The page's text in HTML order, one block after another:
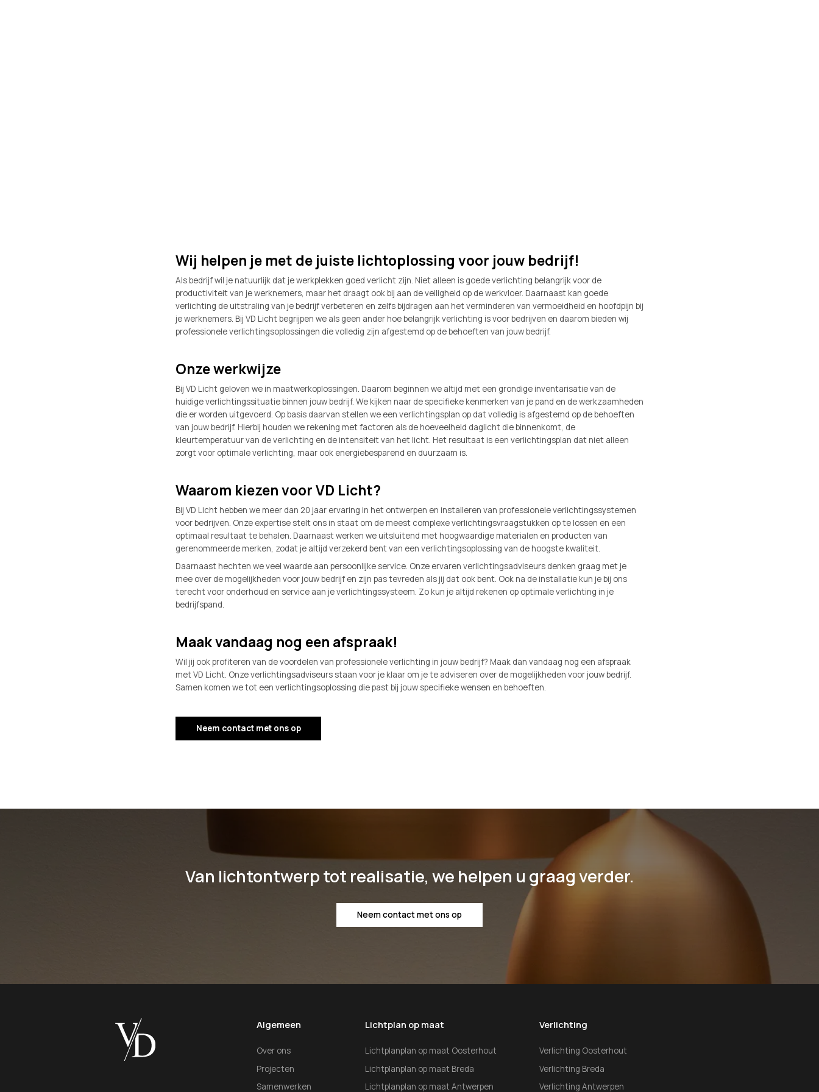
Wij helpen je met de juiste lichtoplossing voor jouw bedrijf!
Als bedrijf wil je natuurlijk dat je werkplekken goed verlicht zijn. Niet alleen is goede verlichting belangrijk voor de
productiviteit van je werknemers, maar het draagt ook bij aan de veiligheid op de werkvloer. Daarnaast kan goede
verlichting de uitstraling van je bedrijf verbeteren en zelfs bijdragen aan het verminderen van vermoeidheid en hoofdpijn bij
je werknemers. Bij VD Licht begrijpen we als geen ander hoe belangrijk verlichting is voor bedrijven en daarom bieden wij
professionele verlichtingsoplossingen die volledig zijn afgestemd op de behoeften van jouw bedrijf.
Onze werkwijze
Bij VD Licht geloven we in maatwerkoplossingen. Daarom beginnen we altijd met een grondige inventarisatie van de
huidige verlichtingssituatie binnen jouw bedrijf. We kijken naar de specifieke kenmerken van je pand en de werkzaamheden
die er worden uitgevoerd. Op basis daarvan stellen we een verlichtingsplan op dat volledig is afgestemd op de behoeften
van jouw bedrijf. Hierbij houden we rekening met factoren als de hoeveelheid daglicht die binnenkomt, de
kleurtemperatuur van de verlichting en de intensiteit van het licht. Het resultaat is een verlichtingsplan dat niet alleen
zorgt voor optimale verlichting, maar ook energiebesparend en duurzaam is.
Waarom kiezen voor VD Licht?
Bij VD Licht hebben we meer dan 20 jaar ervaring in het ontwerpen en installeren van professionele verlichtingssystemen
voor bedrijven. Onze expertise stelt ons in staat om de meest complexe verlichtingsvraagstukken op te lossen en een
optimaal resultaat te behalen. Daarnaast werken we uitsluitend met hoogwaardige materialen en producten van
gerenommeerde merken, zodat je altijd verzekerd bent van een verlichtingsoplossing van de hoogste kwaliteit.
Daarnaast hechten we veel waarde aan persoonlijke service. Onze ervaren verlichtingsadviseurs denken graag met je
mee over de mogelijkheden voor jouw bedrijf en zijn pas tevreden als jij dat ook bent. Ook na de installatie kun je bij ons
terecht voor onderhoud en service aan je verlichtingssysteem. Zo kun je altijd rekenen op optimale verlichting in je
bedrijfspand.
Maak vandaag nog een afspraak!
Wil jij ook profiteren van de voordelen van professionele verlichting in jouw bedrijf? Maak dan vandaag nog een afspraak
met VD Licht. Onze verlichtingsadviseurs staan voor je klaar om je te adviseren over de mogelijkheden voor jouw bedrijf.
Samen komen we tot een verlichtingsoplossing die past bij jouw specifieke wensen en behoeften.
Neem contact met ons op
Van lichtontwerp tot realisatie, we helpen u graag verder.
Neem contact met ons op
Algemeen
Over ons
Projecten
Samenwerken
Lichtplan op maat
Lichtplanplan op maat Oosterhout
Lichtplanplan op maat Breda
Lichtplanplan op maat Antwerpen
Verlichting
Verlichting Oosterhout
Verlichting Breda
Verlichting Antwerpen